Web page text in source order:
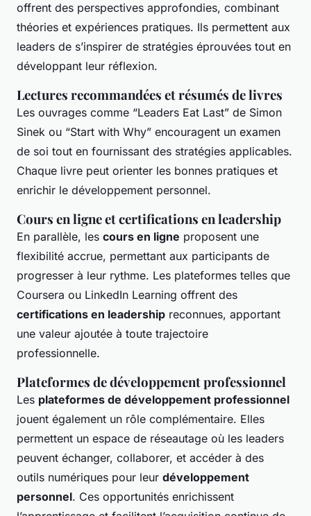
offrent des perspectives approfondies, combinant
théories et expériences pratiques. Ils permettent aux
leaders de s’inspirer de stratégies éprouvées tout en
développant leur réflexion.
Lectures recommandées et résumés de livres
Les ouvrages comme “Leaders Eat Last” de Simon
Sinek ou “Start with Why” encouragent un examen
de soi tout en fournissant des stratégies applicables.
Chaque livre peut orienter les bonnes pratiques et
enrichir le développement personnel.
Cours en ligne et certifications en leadership
En parallèle, les cours en ligne proposent une
flexibilité accrue, permettant aux participants de
progresser à leur rythme. Les plateformes telles que
Coursera ou LinkedIn Learning offrent des
certifications en leadership reconnues, apportant
une valeur ajoutée à toute trajectoire
professionnelle.
Plateformes de développement professionnel
Les plateformes de développement professionnel
jouent également un rôle complémentaire. Elles
permettent un espace de réseautage où les leaders
peuvent échanger, collaborer, et accéder à des
outils numériques pour leur développement
personnel. Ces opportunités enrichissent